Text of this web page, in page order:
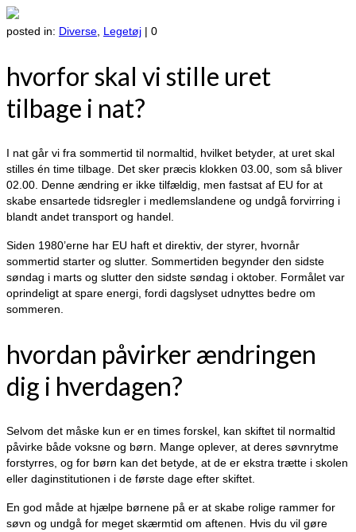
posted in: Diverse Legetøj | 0
hvorfor skal vi stille uret
tilbage i nat?
I nat går vi fra sommertid til normaltid, hvilket betyder, at uret skal
stilles én time tilbage. Det sker præcis klokken 03.00, som så bliver
02.00. Denne ændring er ikke tilfældig, men fastsat af EU for at
skabe ensartede tidsregler i medlemslandene og undgå forvirring i
blandt andet transport og handel.
Siden 1980’erne har EU haft et direktiv, der styrer, hvornår
sommertid starter og slutter. Sommertiden begynder den sidste
søndag i marts og slutter den sidste søndag i oktober. Formålet var
oprindeligt at spare energi, fordi dagslyset udnyttes bedre om
sommeren.
hvordan påvirker ændringen
dig i hverdagen?
Selvom det måske kun er en times forskel, kan skiftet til normaltid
påvirke både voksne og børn. Mange oplever, at deres søvnrytme
forstyrres, og for børn kan det betyde, at de er ekstra trætte i skolen
eller daginstitutionen i de første dage efter skiftet.
En god måde at hjælpe børnene på er at skabe rolige rammer for
søvn og undgå for meget skærmtid om aftenen. Hvis du vil gøre